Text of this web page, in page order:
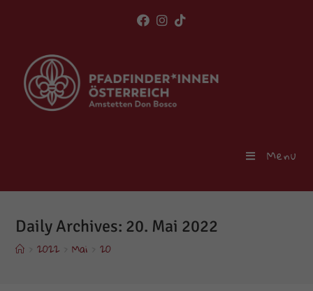
Menu
Daily Archives: 20. Mai 2022
2022 Mai 20